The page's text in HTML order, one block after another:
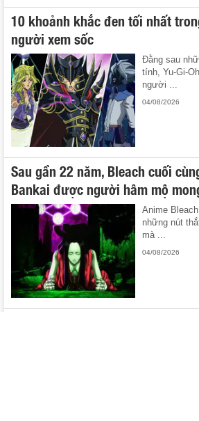
10 khoảnh khắc đen tối nhất
người xem sốc
Đằng sau
tính, Yu-Gi-
người ...
04/08/2026
Sau gần 22 năm, Bleach cuối
Bankai được người hâm mộ
Anime
những nút
mà ...
04/08/2026